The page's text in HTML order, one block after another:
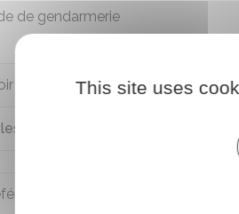
de gendarmerie
plus
secours par SMS
This site uses